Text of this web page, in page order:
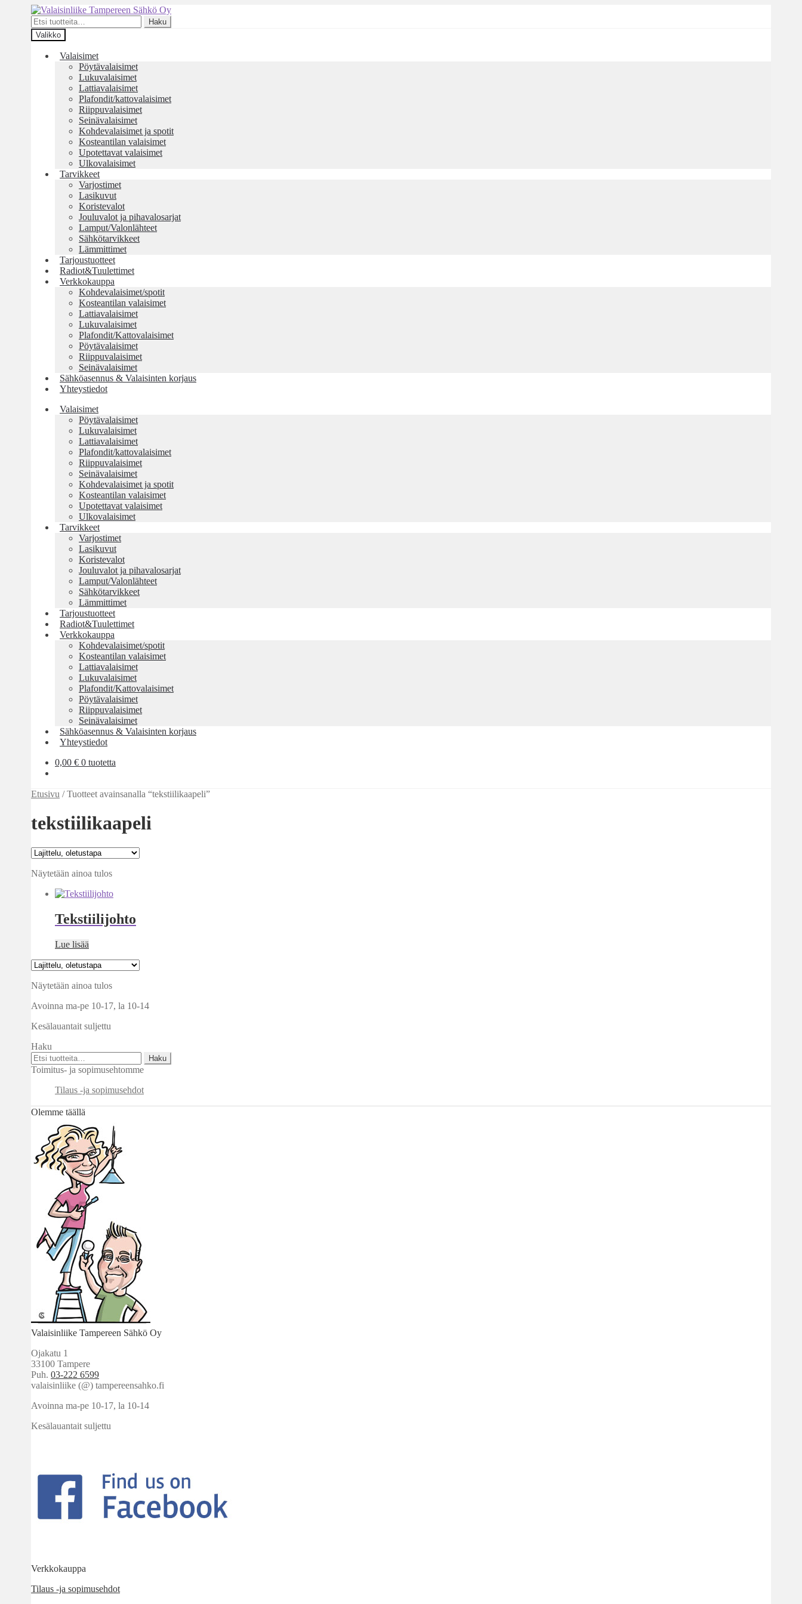
Siirry
navigointiin
Siirry
sisältöön
Etsi:
Haku
Valikko
Valaisimet
Pöytävalaisimet
Lukuvalaisimet
Lattiavalaisimet
Plafondit/kattovalaisimet
Riippuvalaisimet
Seinävalaisimet
Kohdevalaisimet ja spotit
Kosteantilan valaisimet
Upotettavat valaisimet
Ulkovalaisimet
Tarvikkeet
Varjostimet
Lasikuvut
Koristevalot
Jouluvalot ja pihavalosarjat
Lamput/Valonlähteet
Sähkötarvikkeet
Lämmittimet
Tarjoustuotteet
Radiot&Tuulettimet
Verkkokauppa
Kohdevalaisimet/spotit
Kosteantilan valaisimet
Lattiavalaisimet
Lukuvalaisimet
Plafondit/Kattovalaisimet
Pöytävalaisimet
Riippuvalaisimet
Seinävalaisimet
Sähköasennus & Valaisinten korjaus
Yhteystiedot
Valaisimet
Pöytävalaisimet
Lukuvalaisimet
Lattiavalaisimet
Plafondit/kattovalaisimet
Riippuvalaisimet
Seinävalaisimet
Kohdevalaisimet ja spotit
Kosteantilan valaisimet
Upotettavat valaisimet
Ulkovalaisimet
Tarvikkeet
Varjostimet
Lasikuvut
Koristevalot
Jouluvalot ja pihavalosarjat
Lamput/Valonlähteet
Sähkötarvikkeet
Lämmittimet
Tarjoustuotteet
Radiot&Tuulettimet
Verkkokauppa
Kohdevalaisimet/spotit
Kosteantilan valaisimet
Lattiavalaisimet
Lukuvalaisimet
Plafondit/Kattovalaisimet
Pöytävalaisimet
Riippuvalaisimet
Seinävalaisimet
Sähköasennus & Valaisinten korjaus
Yhteystiedot
0,00 € 0 tuotetta
Etusivu /Tuotteet avainsanalla “tekstiilikaapeli”
tekstiilikaapeli
Näytetään ainoa tulos
Tekstiilijohto
Lue lisää
Näytetään ainoa tulos
Avoinna ma-pe 10-17, la 10-14
Kesälauantait suljettu
Haku
Etsi:
Haku
Toimitus- ja sopimusehtomme
Tilaus -ja sopimusehdot
Olemme täällä
Valaisinliike Tampereen Sähkö Oy
Ojakatu 1
33100 Tampere
Puh. 03-222 6599
valaisinliike (@) tampereensahko.fi
Avoinna ma-pe 10-17, la 10-14
Kesälauantait suljettu
Verkkokauppa
Tilaus -ja sopimusehdot